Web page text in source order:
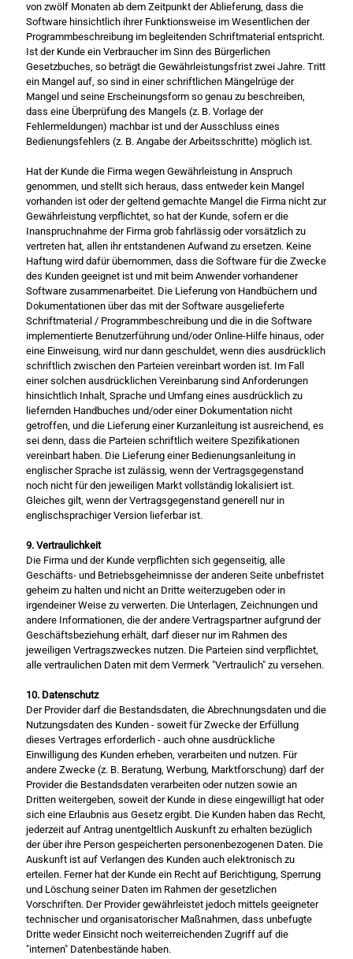
von zwölf Monaten ab dem Zeitpunkt der Ablieferung, dass die
Software hinsichtlich ihrer Funktionsweise im Wesentlichen der
Programmbeschreibung im begleitenden Schriftmaterial entspricht.
Ist der Kunde ein Verbraucher im Sinn des Bürgerlichen
Gesetzbuches, so beträgt die Gewährleistungsfrist zwei Jahre. Tritt
ein Mangel auf, so sind in einer schriftlichen Mängelrüge der
Mangel und seine Erscheinungsform so genau zu beschreiben,
dass eine Überprüfung des Mangels (z. B. Vorlage der
Fehlermeldungen) machbar ist und der Ausschluss eines
Bedienungsfehlers (z. B. Angabe der Arbeitsschritte) möglich ist.
Hat der Kunde die Firma wegen Gewährleistung in Anspruch
genommen, und stellt sich heraus, dass entweder kein Mangel
vorhanden ist oder der geltend gemachte Mangel die Firma nicht zur
Gewährleistung verpflichtet, so hat der Kunde, sofern er die
Inanspruchnahme der Firma grob fahrlässig oder vorsätzlich zu
vertreten hat, allen ihr entstandenen Aufwand zu ersetzen. Keine
Haftung wird dafür übernommen, dass die Software für die Zwecke
des Kunden geeignet ist und mit beim Anwender vorhandener
Software zusammenarbeitet. Die Lieferung von Handbüchern und
Dokumentationen über das mit der Software ausgelieferte
Schriftmaterial / Programmbeschreibung und die in die Software
implementierte Benutzerführung und/oder Online-Hilfe hinaus, oder
eine Einweisung, wird nur dann geschuldet, wenn dies ausdrücklich
schriftlich zwischen den Parteien vereinbart worden ist. Im Fall
einer solchen ausdrücklichen Vereinbarung sind Anforderungen
hinsichtlich Inhalt, Sprache und Umfang eines ausdrücklich zu
liefernden Handbuches und/oder einer Dokumentation nicht
getroffen, und die Lieferung einer Kurzanleitung ist ausreichend, es
sei denn, dass die Parteien schriftlich weitere Spezifikationen
vereinbart haben. Die Lieferung einer Bedienungsanleitung in
englischer Sprache ist zulässig, wenn der Vertragsgegenstand
noch nicht für den jeweiligen Markt vollständig lokalisiert ist.
Gleiches gilt, wenn der Vertragsgegenstand generell nur in
englischsprachiger Version lieferbar ist.
9. Vertraulichkeit
Die Firma und der Kunde verpflichten sich gegenseitig, alle
Geschäfts- und Betriebsgeheimnisse der anderen Seite unbefristet
geheim zu halten und nicht an Dritte weiterzugeben oder in
irgendeiner Weise zu verwerten. Die Unterlagen, Zeichnungen und
andere Informationen, die der andere Vertragspartner aufgrund der
Geschäftsbeziehung erhält, darf dieser nur im Rahmen des
jeweiligen Vertragszweckes nutzen. Die Parteien sind verpflichtet,
alle vertraulichen Daten mit dem Vermerk "Vertraulich" zu versehen.
10. Datenschutz
Der Provider darf die Bestandsdaten, die Abrechnungsdaten und die
Nutzungsdaten des Kunden - soweit für Zwecke der Erfüllung
dieses Vertrages erforderlich - auch ohne ausdrückliche
Einwilligung des Kunden erheben, verarbeiten und nutzen. Für
andere Zwecke (z. B. Beratung, Werbung, Marktforschung) darf der
Provider die Bestandsdaten verarbeiten oder nutzen sowie an
Dritten weitergeben, soweit der Kunde in diese eingewilligt hat oder
sich eine Erlaubnis aus Gesetz ergibt. Die Kunden haben das Recht,
jederzeit auf Antrag unentgeltlich Auskunft zu erhalten bezüglich
der über ihre Person gespeicherten personenbezogenen Daten. Die
Auskunft ist auf Verlangen des Kunden auch elektronisch zu
erteilen. Ferner hat der Kunde ein Recht auf Berichtigung, Sperrung
und Löschung seiner Daten im Rahmen der gesetzlichen
Vorschriften. Der Provider gewährleistet jedoch mittels geeigneter
technischer und organisatorischer Maßnahmen, dass unbefugte
Dritte weder Einsicht noch weiterreichenden Zugriff auf die
"internen" Datenbestände haben.